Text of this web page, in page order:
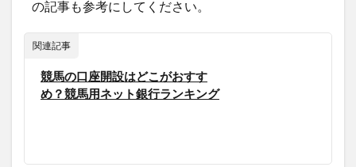
の記事も参考にしてください。
関連記事
競馬の口座開設はどこがおすす
め？競馬用ネット銀行ランキング